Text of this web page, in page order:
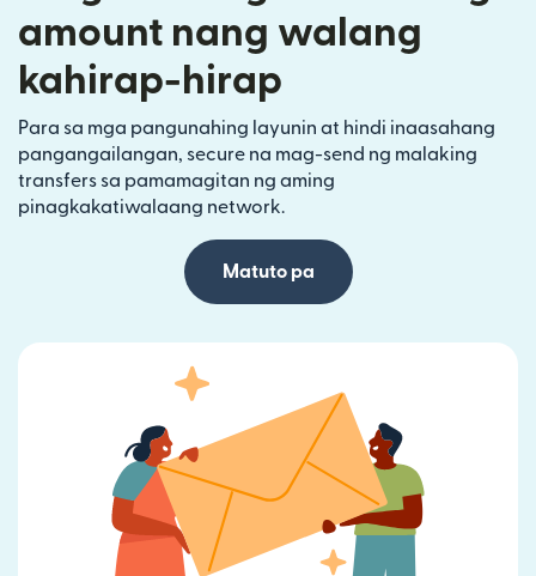
amount nang walang
kahirap-hirap
Para sa mga pangunahing layunin at hindi inaasahang
pangangailangan, secure na mag-send ng malaking
transfers sa pamamagitan ng aming
pinagkakatiwalaang network.
Matuto pa